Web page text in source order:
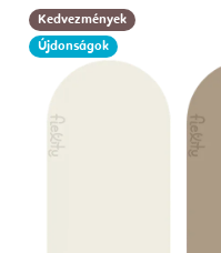
5-
ből
0,0
csillag.
Kedvezmények
Újdonságok